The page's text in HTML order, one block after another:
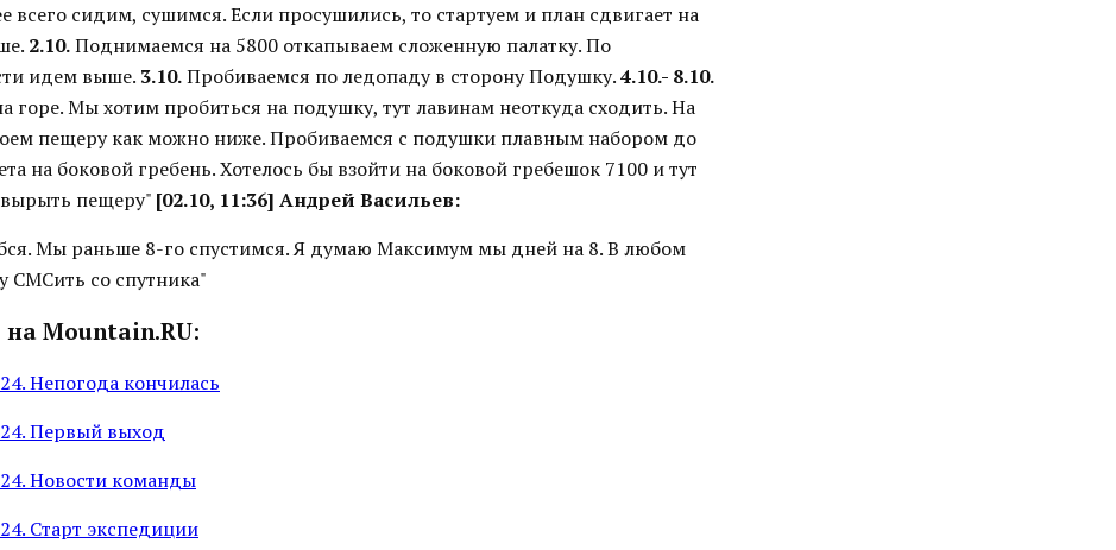
всего сидим, сушимся. Если просушились, то стартуем и план сдвигает на
2.10.Поднимаемся на 5800 откапываем сложенную палатку. По
идем выше. 3.10.Пробиваемся по ледопаду в сторону Подушку.4.10.- 8.10.
горе. Мы хотим пробиться на подушку, тут лавинам неоткуда сходить. На
пещеру как можно ниже. Пробиваемся с подушки плавным набором до
на боковой гребень. Хотелось бы взойти на боковой гребешок 7100 и тут
пещеру" [02.10, 11:36] Андрей Васильев:
Мы раньше 8-го спустимся. Я думаю Максимум мы дней на 8. В любом
СМСить со спутника"
на Mountain.RU:
Непогода кончилась
Первый выход
Новости команды
Старт экспедиции